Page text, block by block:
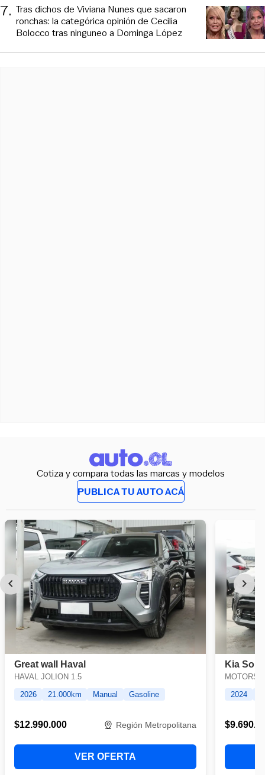
7. Tras dichos de Viviana Nunes que sacaron
ronchas: la categórica opinión de Cecilia
Bolocco tras ninguneo a Dominga López
Cotiza y compara todas las marcas y modelos
PUBLICA TU AUTO ACÁ